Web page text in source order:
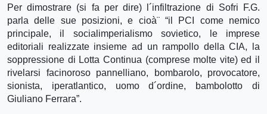
Per dimostrare (si fa per dire) l´infiltrazione di Sofri F.G.
parla delle sue posizioni, e cioà¨ “il PCI come nemico
principale, il socialimperialismo sovietico, le imprese
editoriali realizzate insieme ad un rampollo della CIA, la
soppressione di Lotta Continua (comprese molte vite) ed il
rivelarsi facinoroso pannelliano, bombarolo, provocatore,
sionista, iperatlantico, uomo d´ordine, bambolotto di
Giuliano Ferrara”.